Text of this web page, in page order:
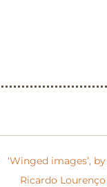
‘Winged images’, by
Ricardo Lourenço